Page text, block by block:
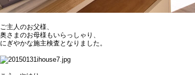
ご主人のお父様、
奥さまのお母様もいらっしゃり、
にぎやかな施主検査となりました。